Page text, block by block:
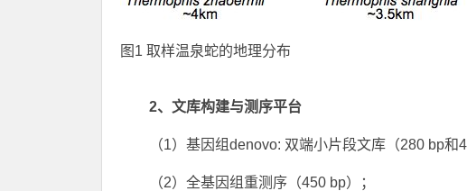
图1 取样温泉蛇的地理分布
2、文库构建与测序平台
（1）基因组denovo: 双端小片段文库（280 bp
（2）全基因组重测序（450 bp）；